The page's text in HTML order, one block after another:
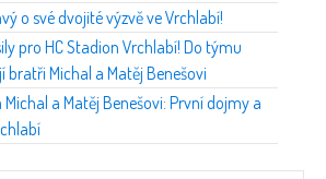
o své dvojité výzvě ve Vrchlabí!
pro HC Stadion Vrchlabí! Do týmu
bratři Michal a Matěj Benešovi
a Matěj Benešovi: První dojmy a